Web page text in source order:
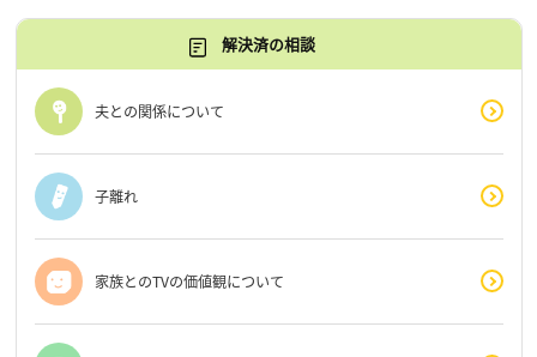
解決済の相談
夫との関係について
子離れ
家族とのTVの価値観について